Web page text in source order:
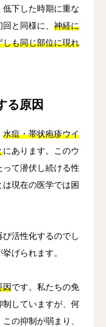
下した時期に重な
と同様に、 神経に
も同じ部位に現れ
る原因
水痘・帯状疱疹ウイ
にあります。このウ
て潜伏し続ける性
現在の医学では困
活性化するのでし
げられます。
因です。私たちの免
していますが、何
の抑制が弱まり、